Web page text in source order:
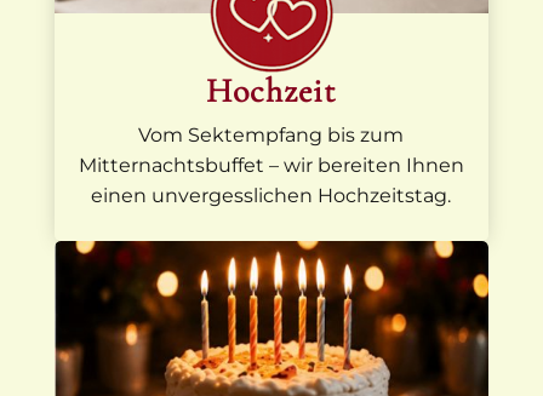
Hochzeit
Vom Sektempfang bis zum
Mitternachtsbuffet – wir bereiten Ihnen
einen unvergesslichen Hochzeitstag.